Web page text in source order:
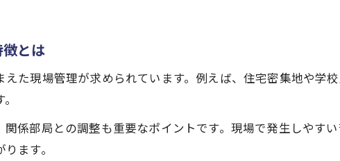
公共工事事務で重視される岡崎市の書類管理
岡崎市公共工事関係書類の最新チェック項目
とは
た現場管理が求められています。例えば、住宅密集地や学
係部局との調整も重要なポイントです。現場で発生しやす
ます。